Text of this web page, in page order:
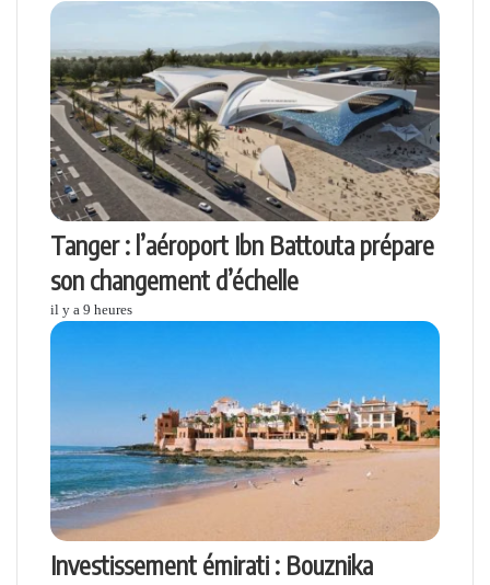
n
p m r
p
r
e
m
a
i
l
r
Tanger : l’aéroport Ibn Battouta prépare
son changement d’échelle
il y a 9 heures
Investissement émirati : Bouznika